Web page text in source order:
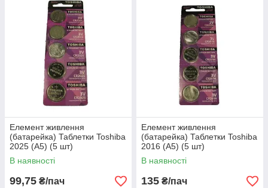
Елемент живлення
(батарейка) Таблетки Toshiba
2025 (А5) (5 шт)
В наявності
99,75 ₴/пач
Елемент живлення
(батарейка) Таблетки Toshiba
2016 (А5) (5 шт)
В наявності
135 ₴/пач